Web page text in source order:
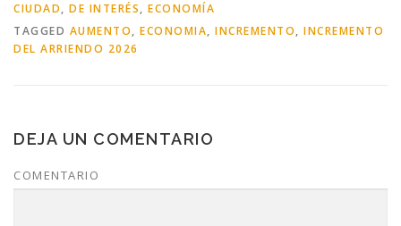
CIUDAD, DE INTERÉS, ECONOMÍA
TAGGED AUMENTO, ECONOMIA, INCREMENTO, INCREMENTO
DEL ARRIENDO 2026
DEJA UN COMENTARIO
COMENTARIO